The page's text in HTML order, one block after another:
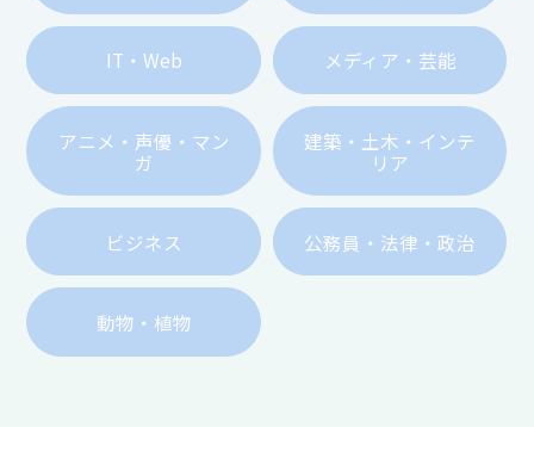
IT・Web メディア・芸能
アニメ・声優・マン
ガ
建築・土木・インテ
リア
ビジネス 公務員・法律・政治
動物・植物